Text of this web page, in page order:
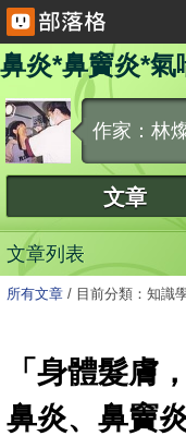
鼻炎*鼻竇炎*氣
作家：林
文章
文章列表
所有文章 / 目前分類：知識
「身體髮膚
鼻炎、鼻竇